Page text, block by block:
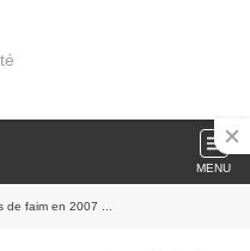
MENU
de faim en 2007 ...